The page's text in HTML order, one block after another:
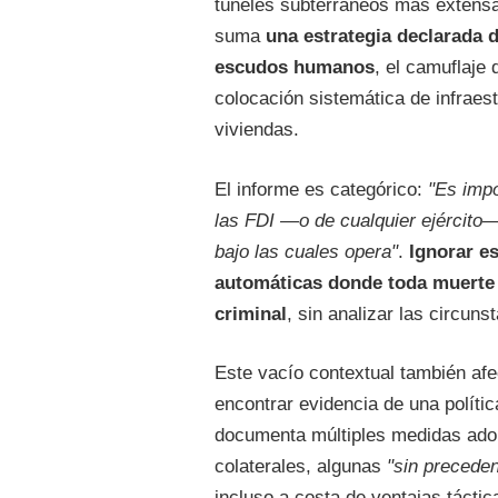
túneles subterráneos más
suma una estrategia declarada
escudos humanos, el camuflaje
colocación sistemática de
viviendas.
El informe es categórico: "Es
las FDI —o de cualquier
bajo las cuales opera". Ignorar
automáticas donde toda
criminal, sin analizar las
Este vacío contextual también
encontrar evidencia de una
documenta múltiples medidas
colaterales, algunas "sin